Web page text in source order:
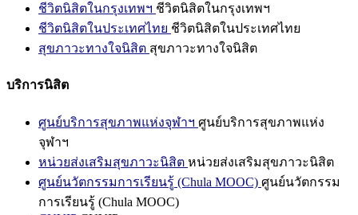
ชีวิตนิสิตในกรุงเทพฯ ชีวิตนิสิตในกรุงเทพฯ
ชีวิตนิสิตในประเทศไทย ชีวิตนิสิตในประเทศไทย
สุขภาวะทางใจนิสิต สุขภาวะทางใจนิสิต
บริการนิสิต
ศูนย์บริการสุขภาพแห่งจุฬาฯ ศูนย์บริการสุขภาพแห่ง
จุฬาฯ
หน่วยส่งเสริมสุขภาวะนิสิต หน่วยส่งเสริมสุขภาวะนิสิต
ศูนย์นวัตกรรมการเรียนรู้ (Chula MOOC) ศูนย์นวัตกรรม
การเรียนรู้ (Chula MOOC)